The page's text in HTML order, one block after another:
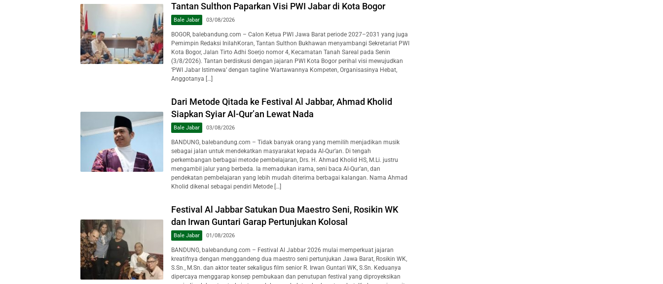
Tantan Sulthon Paparkan Visi PWI Jabar di Kota Bogor
Bale Jabar 03/08/2026
BOGOR, balebandung.com – Calon Ketua PWI Jawa Barat periode 2027–2031 yang juga
Pemimpin Redaksi InilahKoran, Tantan Sulthon Bukhawan menyambangi Sekretariat PWI
Kota Bogor, Jalan Tirto Adhi Soerjo nomor 4, Kecamatan Tanah Sareal pada Senin
(3/8/2026). Tantan berdiskusi dengan jajaran PWI Kota Bogor perihal visi mewujudkan
‘PWI Jabar Istimewa’ dengan tagline ‘Wartawannya Kompeten, Organisasinya Hebat,
Anggotanya […]
Dari Metode Qitada ke Festival Al Jabbar, Ahmad Kholid
Siapkan Syiar Al-Qur’an Lewat Nada
Bale Jabar 03/08/2026
BANDUNG, balebandung.com – Tidak banyak orang yang memilih menjadikan musik
sebagai jalan untuk mendekatkan masyarakat kepada Al-Qur’an. Di tengah
perkembangan berbagai metode pembelajaran, Drs. H. Ahmad Kholid HS, M.Li. justru
mengambil jalur yang berbeda. Ia memadukan irama, seni baca Al-Qur’an, dan
pendekatan pembelajaran yang lebih mudah diterima berbagai kalangan. Nama Ahmad
Kholid dikenal sebagai pendiri Metode […]
Festival Al Jabbar Satukan Dua Maestro Seni, Rosikin WK
dan Irwan Guntari Garap Pertunjukan Kolosal
Bale Jabar 01/08/2026
BANDUNG, balebandung.com – Festival Al Jabbar 2026 mulai memperkuat jajaran
kreatifnya dengan menggandeng dua maestro seni pertunjukan Jawa Barat, Rosikin WK,
S.Sn., M.Sn. dan aktor teater sekaligus film senior R. Irwan Guntari WK, S.Sn. Keduanya
dipercaya menggarap konsep pembukaan dan penutupan festival yang diproyeksikan